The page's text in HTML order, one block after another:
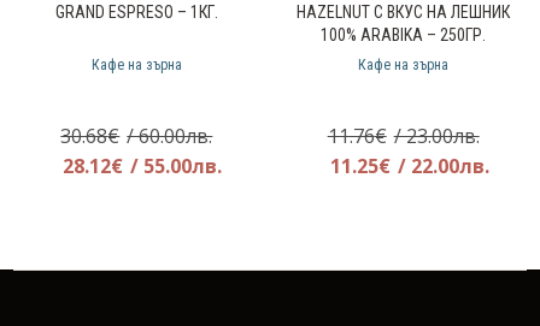
GRAND ESPRESO – 1КГ.
Кафе на зърна
30.68€ / 60.00лв.Original
price
28.12€ / 55.00лв.Текущата
HAZELNUT С ВКУС НА ЛЕШНИК
100% ARABIKA – 250ГР.
Кафе на зърна
11.76€ / 23.00лв.
price
11.25€ / 22.00лв.